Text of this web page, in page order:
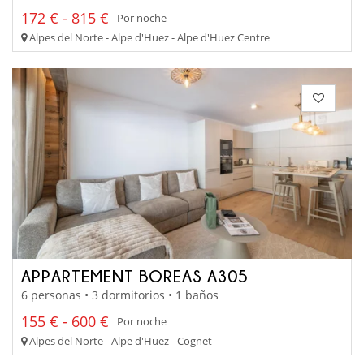
172 € - 815 €
Por noche
Alpes del Norte - Alpe d'Huez - Alpe d'Huez Centre
APPARTEMENT BOREAS A305
6 personas • 3 dormitorios • 1 baños
155 € - 600 €
Por noche
Alpes del Norte - Alpe d'Huez - Cognet